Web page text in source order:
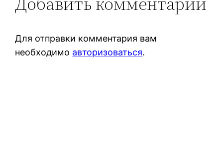
Для отправки комментария вам
необходимо авторизоваться.